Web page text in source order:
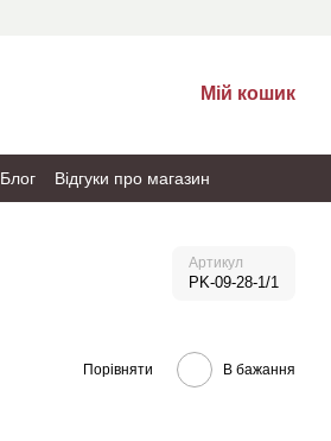
Мій кошик
Блог
Відгуки про магазин
Артикул
PK-09-28-1/1
Порівняти В бажання